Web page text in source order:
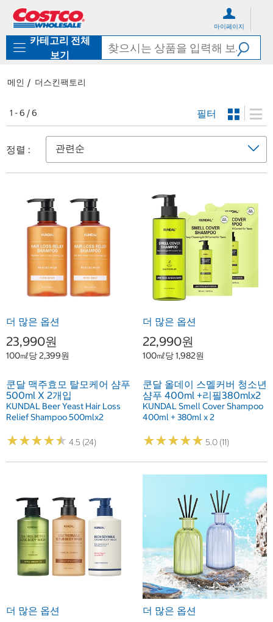
로
기
가
마이페이지
카테고리 전체
보기
메인 더스킨팩토리
1 - 6 / 6 필터
정렬 :
더 많은 옵션
23,990원
100㎖당 2,399원
쿤달 맥주효모 탈모케어 샴푸
500ml X 2개입
KUNDAL Beer Yeast Hair Loss
Relief Shampoo 500mlx2
★★★★★
★★★★★ 4.5 (24)
더 많은 옵션
22,990원
100㎖당 1,982원
쿤달 올데이 스멜커버 청소년
샴푸 400ml +리필380mlx2
KUNDAL Smell Cover Shampoo
400ml + 380ml x 2
★★★★★
★★★★★ 5.0 (11)
더 많은 옵션 더 많은 옵션